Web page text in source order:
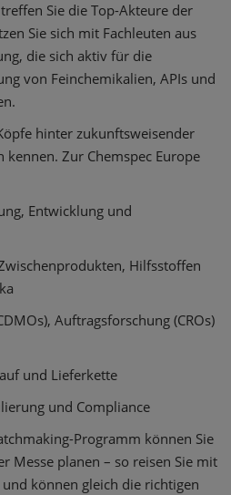
Sie die Top-Akteure der
Sie sich mit Fachleuten aus
die sich aktiv für die
von Feinchemikalien, APIs und
hinter zukunftsweisender
kennen. Zur Chemspec Europe
Entwicklung und
Hilfsstoffen
Auftragsforschung (CROs)
und Lieferkette
und Compliance
Programm können Sie
Messe planen – so reisen Sie mit
können gleich die richtigen